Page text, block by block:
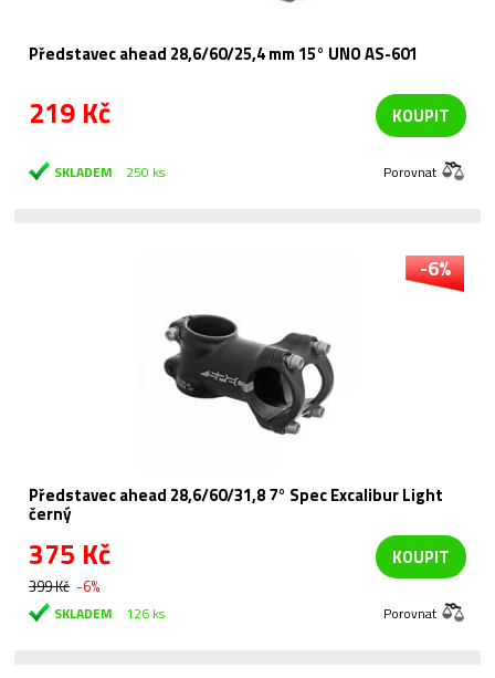
Představec ahead 28,6/60/25,4 mm 15° UNO AS-601
219 Kč KOUPIT
SKLADEM 250 ks Porovnat
-6%
Představec ahead 28,6/60/31,8 7° Spec Excalibur Light
černý
375 Kč
399 Kč -6%
KOUPIT
SKLADEM 126 ks Porovnat